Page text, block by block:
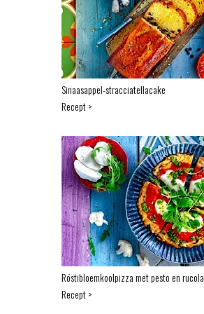
Sinaasappel-stracciatellacake
Recept >
Röstibloemkoolpizza met pesto en rucola
Recept >